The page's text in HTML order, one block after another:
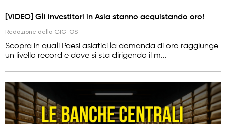
[VIDEO] Gli investitori in Asia stanno acquistando oro!
Redazione della GIG-OS
Scopra in quali Paesi asiatici la domanda di oro raggiunge
un livello record e dove si sta dirigendo il m...